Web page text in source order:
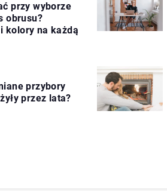
przy wyborze
obrusu?
kolory na każdą
przybory
przez lata?